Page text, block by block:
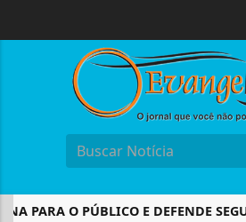
O PÚBLICO E DEFENDE